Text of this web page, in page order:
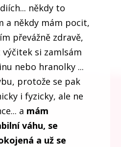
někdy to
a někdy mám pocit,
převážně zdravě,
si zamlsám
nebo hranolky ...
protože se pak
i fyzicky, ale ne
a mám
váhu, se
a už se